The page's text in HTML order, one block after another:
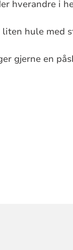
hverandre i
liten hule med
gjerne en